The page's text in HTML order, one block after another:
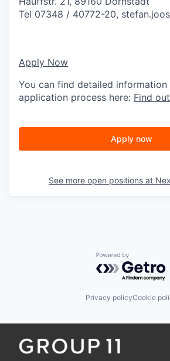
Tel 07348 / 40772-20,
Apply Now
You can find detailed
application process here: Find
Apply now
See more open positions at
Powered by
Privacy policyCookie